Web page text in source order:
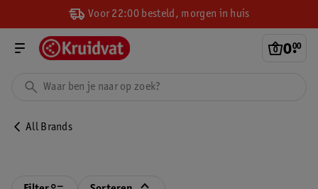
Voor 22:00 besteld, morgen in huis
0.
00
All Brands